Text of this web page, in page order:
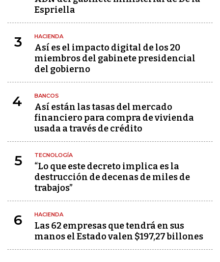
Espriella
3 HACIENDA
Así es el impacto digital de los 20
miembros del gabinete presidencial
del gobierno
4 BANCOS
Así están las tasas del mercado
financiero para compra de vivienda
usada a través de crédito
5 TECNOLOGÍA
“Lo que este decreto implica es la
destrucción de decenas de miles de
trabajos”
6 HACIENDA
Las 62 empresas que tendrá en sus
manos el Estado valen $197,27 billones